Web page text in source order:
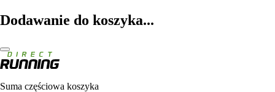
Dodawanie do koszyka...
Suma częściowa koszyka